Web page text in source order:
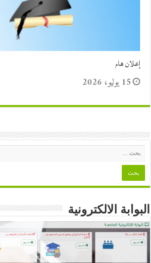
إعلان هام
15 يوليو، 2026
البوابة الالكترونية